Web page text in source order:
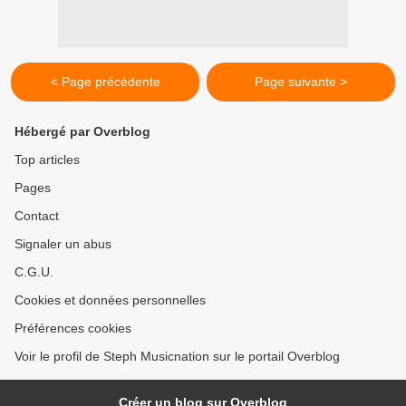
< Page précédente Page suivante >
Hébergé par Overblog
Top articles
Pages
Contact
Signaler un abus
C.G.U.
Cookies et données personnelles
Préférences cookies
Voir le profil de Steph Musicnation sur le portail Overblog
Créer un blog sur Overblog